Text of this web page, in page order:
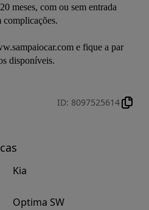
meses, com ou sem entrada
complicações.
e fique a par
disponíveis.
ID: 8097525614
Kia
Optima SW